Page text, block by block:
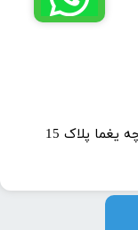
تهران خیابان جمهوری کوچه یغما پلاک 15